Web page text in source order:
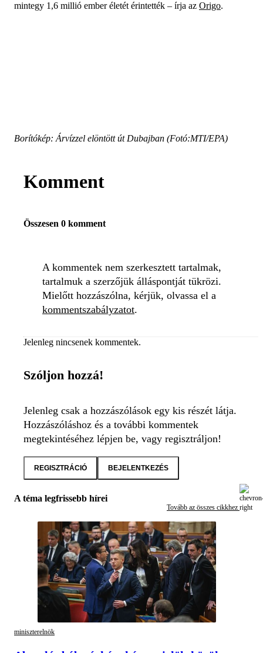
mintegy 1,6 millió ember életét érintették – írja az Origo.
Borítókép: Árvízzel elöntött út Dubajban (Fotó:MTI/EPA)
Komment
Összesen 0 komment
A kommentek nem szerkesztett tartalmak,
tartalmuk a szerzőjük álláspontját tükrözi.
Mielőtt hozzászólna, kérjük, olvassa el a
kommentszabályzatot.
Jelenleg nincsenek kommentek.
Szóljon hozzá!
Jelenleg csak a hozzászólások egy kis részét látja.
Hozzászóláshoz és a további kommentek
megtekintéséhez lépjen be, vagy regisztráljon!
REGISZTRÁCIÓ BEJELENTKEZÉS
A téma legfrissebb hírei
Tovább az összes cikkhez
miniszterelnök